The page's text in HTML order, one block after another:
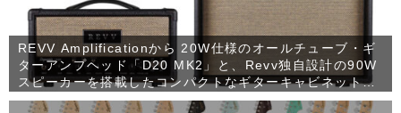
REVV Amplificationから 20W仕様のオールチューブ・ギ
ターアンプヘッド「D20 MK2」と、Revv独自設計の90W
スピーカーを搭載したコンパクトなギターキャビネット
「1×12 RV90」が発売！